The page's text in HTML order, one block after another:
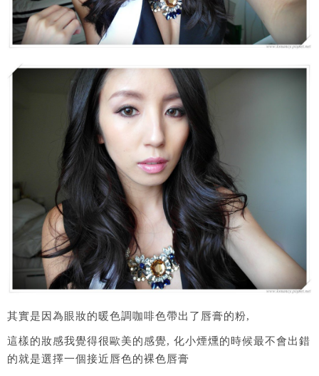
其實是因為眼妝的暖色調咖啡色帶出了唇膏的粉,
這樣的妝感我覺得很歐美的感覺, 化小煙燻的時候最不會出錯
的就是選擇一個接近唇色的裸色唇膏